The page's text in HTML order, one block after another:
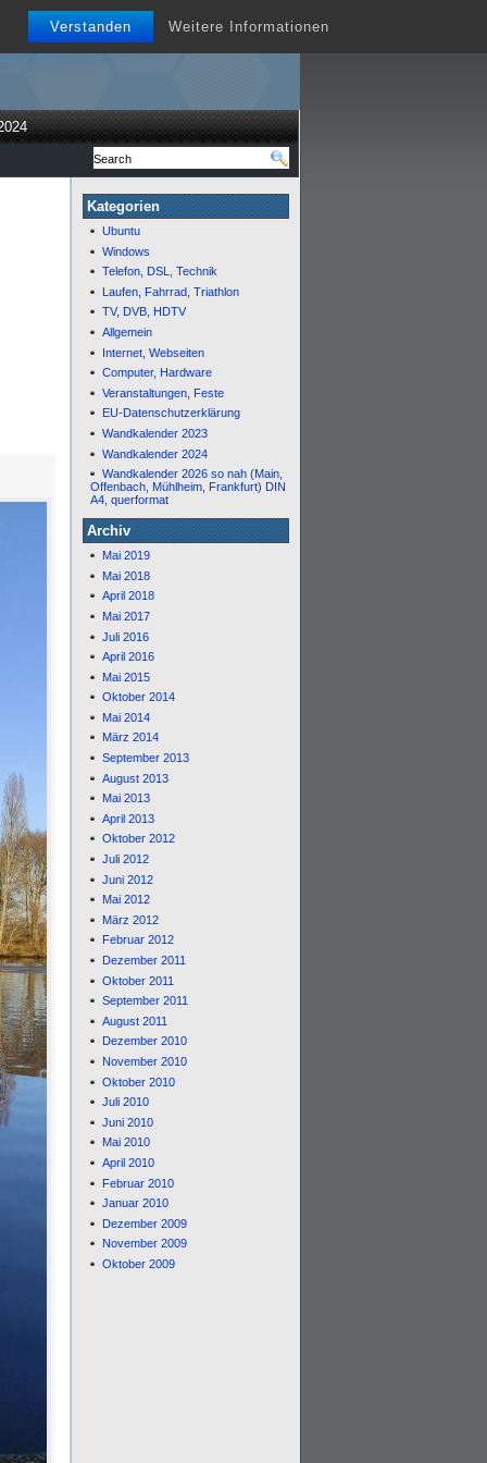
Verstanden Weitere Informationen
Kategorien
Ubuntu
Windows
Telefon, DSL, Technik
Laufen, Fahrrad, Triathlon
TV, DVB, HDTV
Allgemein
Internet, Webseiten
Computer, Hardware
Veranstaltungen, Feste
EU-Datenschutzerklärung
Wandkalender 2023
Wandkalender 2024
Wandkalender 2026 so nah (Main,
Offenbach, Mühlheim, Frankfurt) DIN
A4, querformat
Archiv
Mai 2019
Mai 2018
April 2018
Mai 2017
Juli 2016
April 2016
Mai 2015
Oktober 2014
Mai 2014
März 2014
September 2013
August 2013
Mai 2013
April 2013
Oktober 2012
Juli 2012
Juni 2012
Mai 2012
März 2012
Februar 2012
Dezember 2011
Oktober 2011
September 2011
August 2011
Dezember 2010
November 2010
Oktober 2010
Juli 2010
Juni 2010
Mai 2010
April 2010
Februar 2010
Januar 2010
Dezember 2009
November 2009
Oktober 2009